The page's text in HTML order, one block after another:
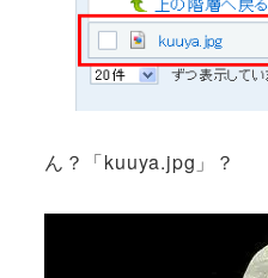
ん？「kuuya.jpg」？